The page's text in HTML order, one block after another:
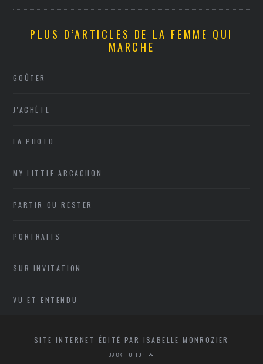
PLUS D’ARTICLES DE LA FEMME QUI
MARCHE
GOÛTER
J'ACHÈTE
LA PHOTO
MY LITTLE ARCACHON
PARTIR OU RESTER
PORTRAITS
SUR INVITATION
VU ET ENTENDU
SITE INTERNET ÉDITÉ PAR ISABELLE MONROZIER
BACK TO TOP